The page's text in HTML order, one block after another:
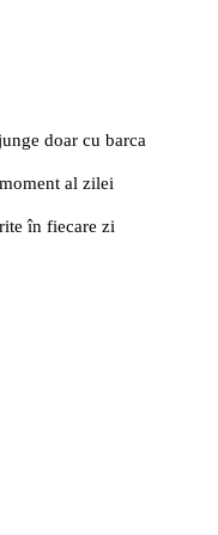
doar cu barca
al zilei
în fiecare zi